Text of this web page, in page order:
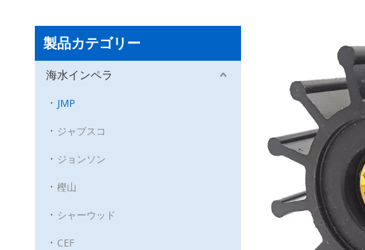
製品カテゴリー
海水インペラ
JMP
ジャブスコ
ジョンソン
樫山
シャーウッド
CEF